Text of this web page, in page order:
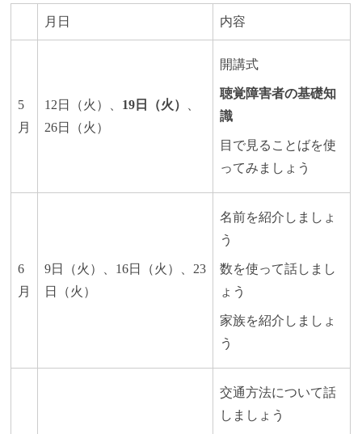
月日 内容
5
月
12日（火）、 19日（火）
26日（火）
開講式
聴覚障害者の基礎知
識
目で見ることばを使
ってみましょう
6
月
9日（火）、16日（火）、23
日（火）
名前を紹介しましょ
う
数を使って話しまし
ょう
家族を紹介しましょ
う
交通方法について話
しましょう